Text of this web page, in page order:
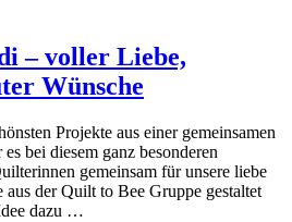
– voller Liebe,
Wünsche
Projekte aus einer gemeinsamen
bei diesem ganz besonderen
gemeinsam für unsere liebe
der Quilt to Bee Gruppe gestaltet
dazu …